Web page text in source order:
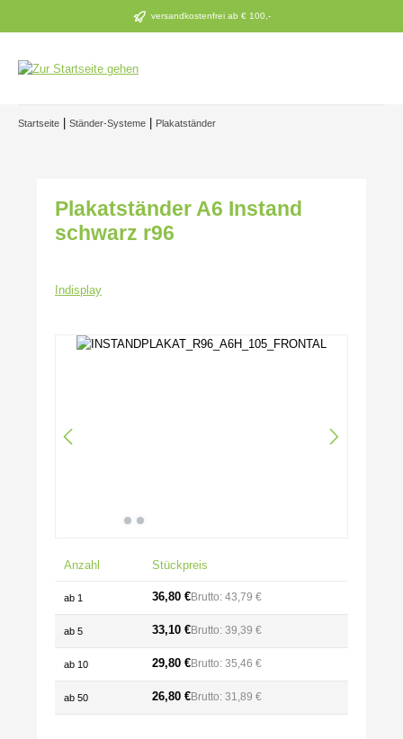
Zum Hauptinhalt springen versandkostenfrei ab € 100,-
Startseite Ständer-Systeme Plakatständer
Plakatständer A6 Instand
schwarz r96
Indisplay
Bildergalerie überspringen
Anzahl Stückpreis
ab 1 36,80 €Brutto: 43,79 €
ab 5 33,10 €Brutto: 39,39 €
ab 10 29,80 €Brutto: 35,46 €
ab 50 26,80 €Brutto: 31,89 €